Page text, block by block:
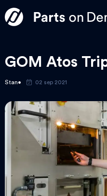
GOM Atos
Stan 02 sep 2021